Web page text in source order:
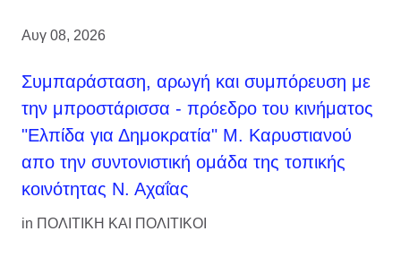
Αυγ 08, 2026
Συμπαράσταση, αρωγή και συμπόρευση με
την μπροστάρισσα - πρόεδρο του κινήματος
"Ελπίδα για Δημοκρατία" Μ. Καρυστιανού
απο την συντονιστική ομάδα της τοπικής
κοινότητας Ν. Αχαΐας
in ΠΟΛΙΤΙΚΗ ΚΑΙ ΠΟΛΙΤΙΚΟΙ